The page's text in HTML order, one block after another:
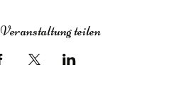
teilen